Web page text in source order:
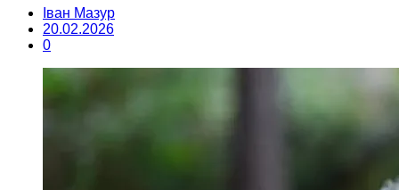
Іван Мазур
20.02.2026
0